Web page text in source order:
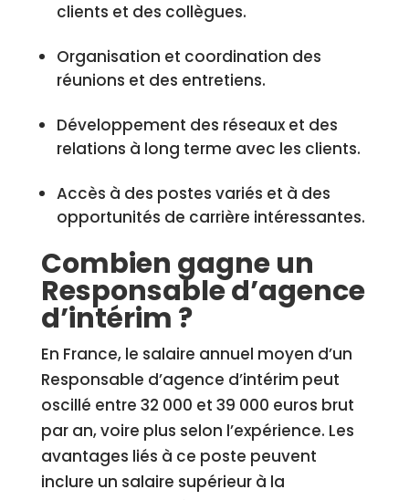
clients et des collègues.
Organisation et coordination des
réunions et des entretiens.
Développement des réseaux et des
relations à long terme avec les clients.
Accès à des postes variés et à des
opportunités de carrière intéressantes.
Combien gagne un
Responsable d’agence
d’intérim ?
En France, le salaire annuel moyen d’un
Responsable d’agence d’intérim peut
oscillé entre 32 000 et 39 000 euros brut
par an, voire plus selon l’expérience. Les
avantages liés à ce poste peuvent
inclure un salaire supérieur à la